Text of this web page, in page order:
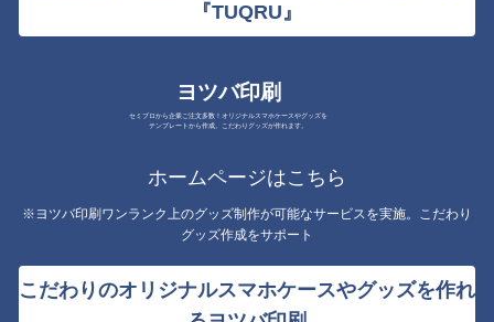
『TUQRU』
ヨツバ印刷
セミプロから企業ご注文多数！オリジナルスマホケースやグッズを
テンプレートから作成。こだわりグッズが作れます。
ホームページはこちら
※ヨツバ印刷ワンランク上のグッズ制作が可能なサービスを実施。こだわり
グッズ作成をサポート
こだわりのオリジナルスマホケースやグッズを作れ